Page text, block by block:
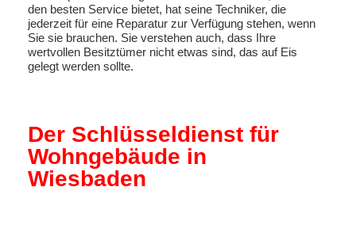
den besten Service bietet, hat seine Techniker, die
jederzeit für eine Reparatur zur Verfügung stehen, wenn
Sie sie brauchen. Sie verstehen auch, dass Ihre
wertvollen Besitztümer nicht etwas sind, das auf Eis
gelegt werden sollte.
Der Schlüsseldienst für
Wohngebäude in
Wiesbaden